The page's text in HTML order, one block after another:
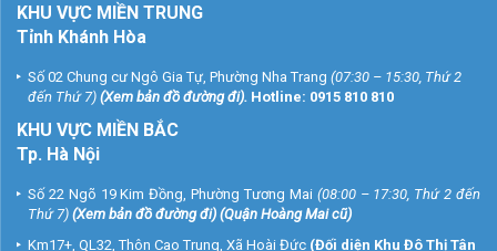
KHU VỰC MIỀN TRUNG
Tỉnh Khánh Hòa
Số 02 Chung cư Ngô Gia Tự, Phường Nha Trang (07:30 – 15:30, Thứ 2
đến Thứ 7) (Xem bản đồ đường đi). Hotline: 0915 810 810
KHU VỰC MIỀN BẮC
Tp. Hà Nội
Số 22 Ngõ 19 Kim Đồng, Phường Tương Mai (08:00 – 17:30, Thứ 2 đến
Thứ 7) (Xem bản đồ đường đi) (Quận Hoàng Mai cũ)
Km17+, QL32, Thôn Cao Trung, Xã Hoài Đức (Đối diện Khu Đô Thị Tân